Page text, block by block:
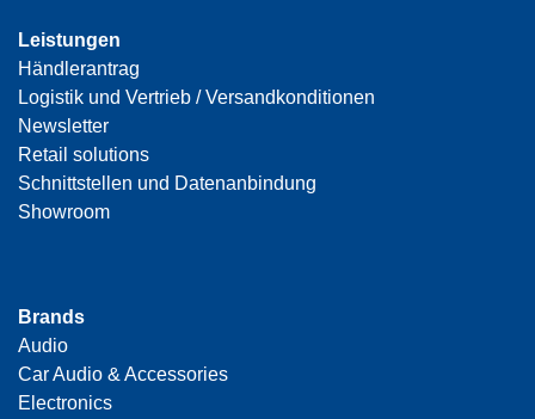
Leistungen
Händlerantrag
Logistik und Vertrieb / Versandkonditionen
Newsletter
Retail solutions
Schnittstellen und Datenanbindung
Showroom
Brands
Audio
Car Audio & Accessories
Electronics